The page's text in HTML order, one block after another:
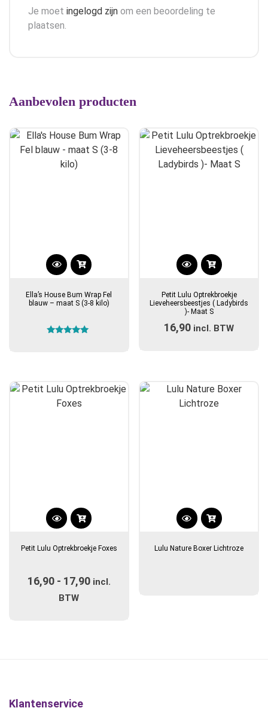
Je moet ingelogd zijn om een beoordeling te
plaatsen.
Aanbevolen producten
Ella’s House Bum Wrap Fel
blauw – maat S (3-8 kilo)
Petit Lulu Optrekbroekje
Lieveheersbeestjes ( Ladybirds
)- Maat S
16,90 incl. BTW
Dit
heeft
variaties.
Deze
productpagina
Petit Lulu Optrekbroekje Foxes
16,90 - 17,90Prijsklasse:
incl.
BTW
Lulu Nature Boxer Lichtroze
Klantenservice